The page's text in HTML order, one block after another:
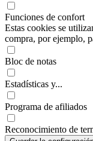
Funciones de confort
Estas cookies se
compra, por ejemplo,
Bloc de notas
Estadísticas y...
Programa de afiliados
Reconocimiento de